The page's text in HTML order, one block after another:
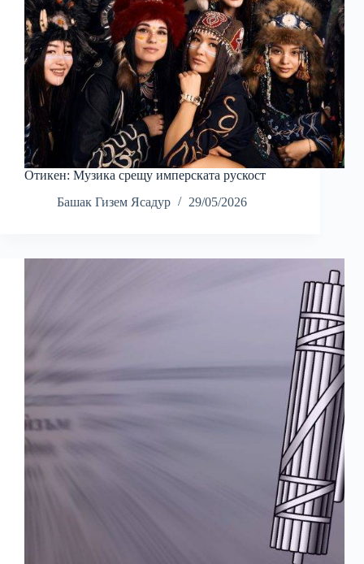
Отикен: Музика срещу имперската рускост
Башак Гизем Ясадур
29/05/2026